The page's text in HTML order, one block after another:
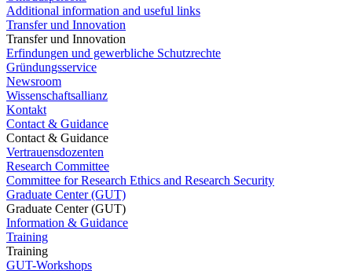
Additional information and useful links
Transfer und Innovation
Transfer und Innovation
Erfindungen und gewerbliche Schutzrechte
Gründungsservice
Newsroom
Wissenschaftsallianz
Kontakt
Contact & Guidance
Contact & Guidance
Vertrauensdozenten
Research Committee
Committee for Research Ethics and Research Security
Graduate Center (GUT)
Graduate Center (GUT)
Information & Guidance
Training
Training
GUT-Workshops